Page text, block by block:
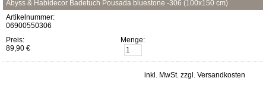
Abyss & Habidecor Badetuch Pousada bluestone -306 (100x150 cm)
Artikelnummer:
06900550306
Preis:
89,90 €
Menge:
inkl. MwSt. zzgl. Versandkosten